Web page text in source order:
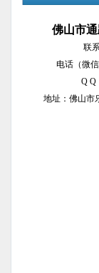
佛山市
联
电话（微
Q Q
地址：佛山市